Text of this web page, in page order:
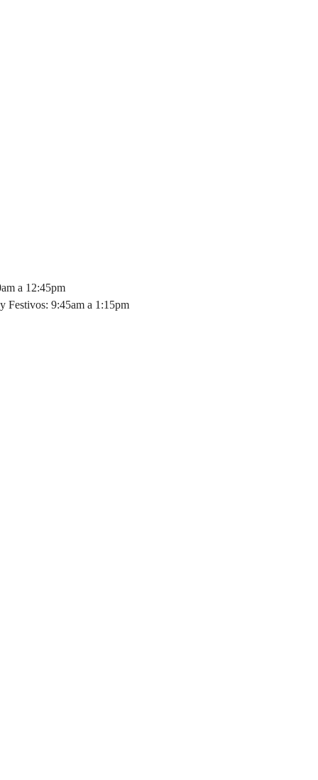
a 12:45pm
Festivos: 9:45am a 1:15pm